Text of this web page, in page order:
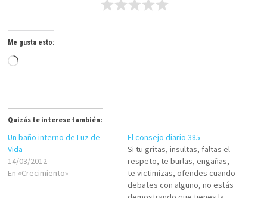
Me gusta esto:
Cargando...
Quizás te interese también:
Un baño interno de Luz de
Vida
14/03/2012
En «Crecimiento»
El consejo diario 385
Si tu gritas, insultas, faltas el
respeto, te burlas, engañas,
te victimizas, ofendes cuando
debates con alguno, no estás